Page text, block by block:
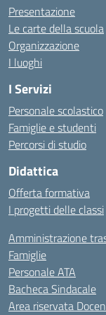
Presentazione
Le carte della scuola
Organizzazione
I luoghi
I Servizi
Personale scolastico
Famiglie e studenti
Percorsi di studio
Didattica
Offerta formativa
I progetti delle classi
Amministrazione
Famiglie
Personale ATA
Bacheca Sindacale
Area riservata